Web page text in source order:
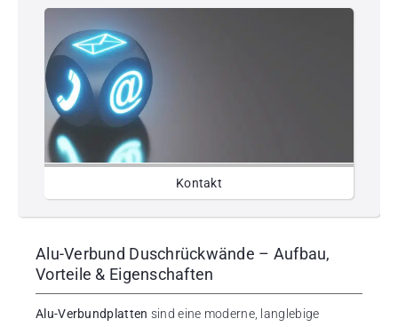
Kontakt
Alu-Verbund Duschrückwände – Aufbau,
Vorteile & Eigenschaften
Alu-Verbundplatten sind eine moderne, langlebige